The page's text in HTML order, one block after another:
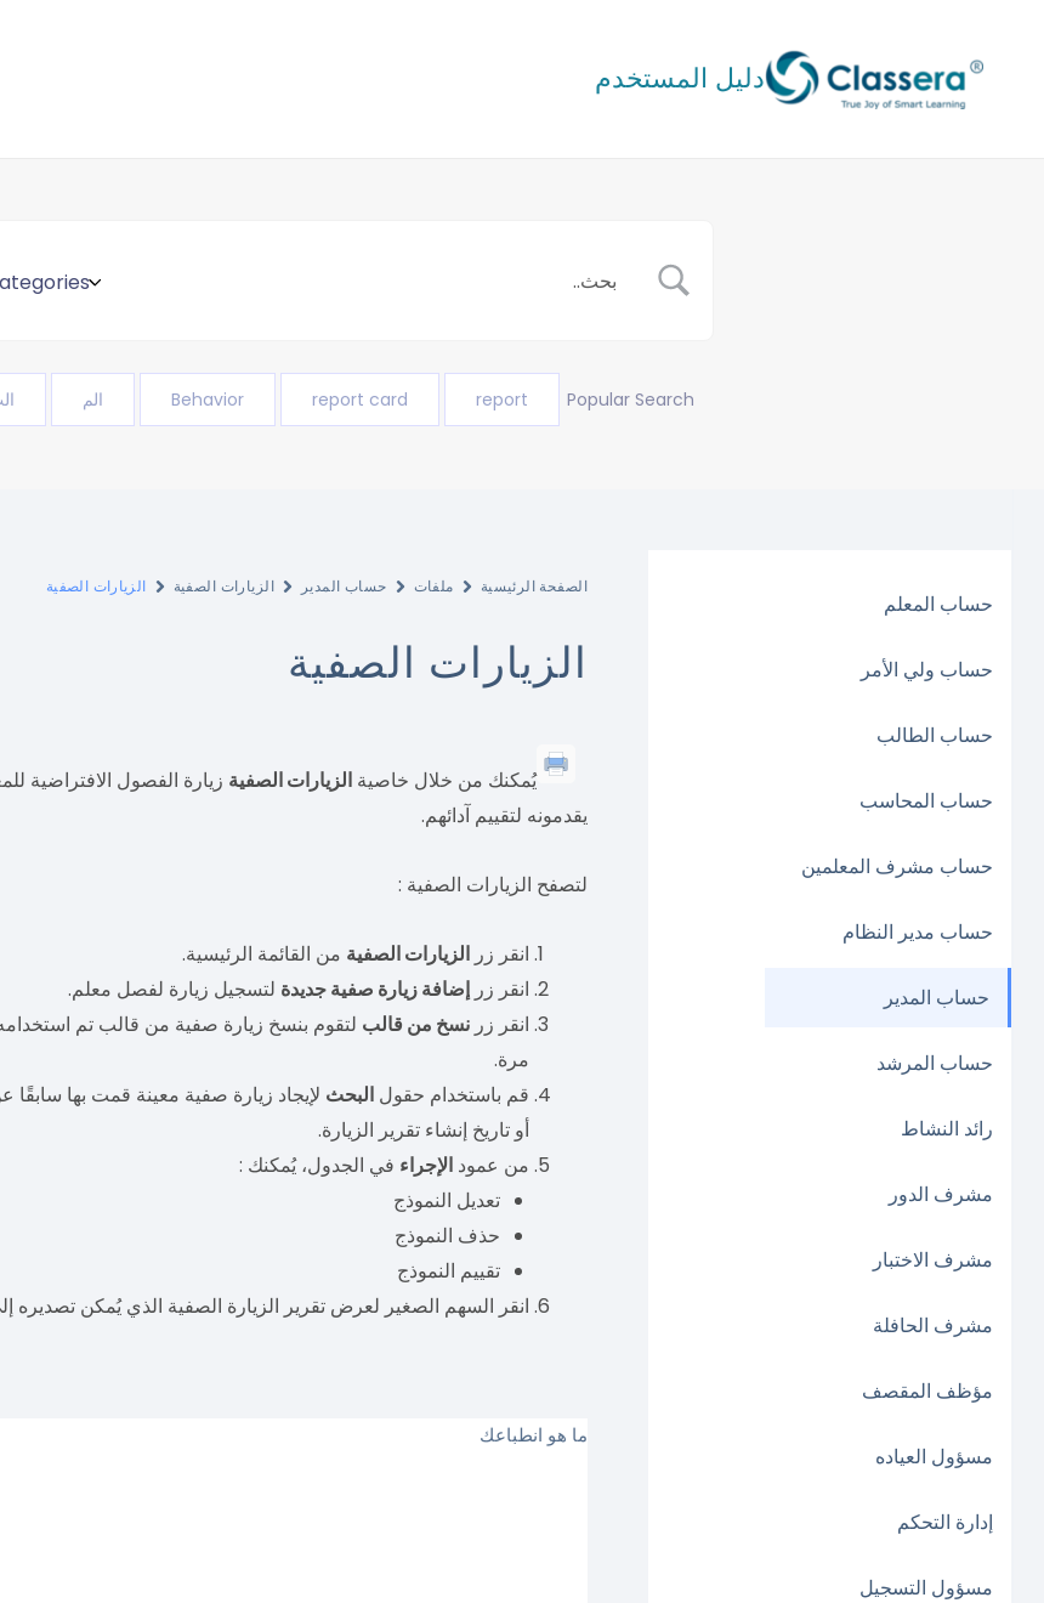
المحتوى
دليل المستخدم
Popular Search
report
report card
Behavior الم
حساب المعلم
حساب ولي الأمر
حساب الطالب
حساب المحاسب
حساب مشرف المعلمين
حساب مدير النظام
حساب المدير
حساب المرشد
رائد النشاط
مشرف الدور
مشرف الاختبار
مشرف الحافلة
مؤظف المقصف
مسؤول العياده
إدارة التحكم
مسؤول التسجيل
الصفحة الرئيسية ملفات حساب المدير الزيارات الصفية الزيارات الصفية
الزيارات الصفية
يُمكنك من خلال خاصية الزيارات الصفية زيارة الفصول الافتراضية
يقدمونه لتقييم آدائهم.
لتصفح الزيارات الصفية :
انقر زر الزيارات الصفية من القائمة الرئيسية.
انقر زر إضافة زيارة صفية جديدة لتسجيل زيارة لفصل معلم.
انقر زر نسخ من قالب لتقوم بنسخ زيارة صفية من قالب تم
مرة.
قم باستخدام حقول البحث لإيجاد زيارة صفية معينة قمت بها
أو تاريخ إنشاء تقرير الزيارة.
من عمود الإجراء في الجدول، يُمكنك :
تعديل النموذج
حذف النموذج
تقييم النموذج
انقر السهم الصغير لعرض تقرير الزيارة الصفية الذي يُمكن
ما هو انطباعك